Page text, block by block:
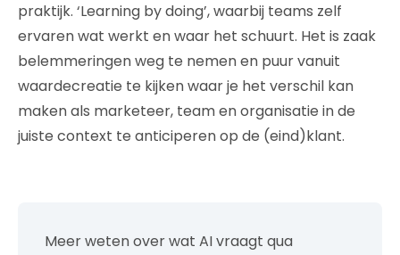
praktijk. ‘Learning by doing’, waarbij teams zelf
ervaren wat werkt en waar het schuurt. Het is zaak
belemmeringen weg te nemen en puur vanuit
waardecreatie te kijken waar je het verschil kan
maken als marketeer, team en organisatie in de
juiste context te anticiperen op de (eind)klant.
Meer weten over wat AI vraagt qua